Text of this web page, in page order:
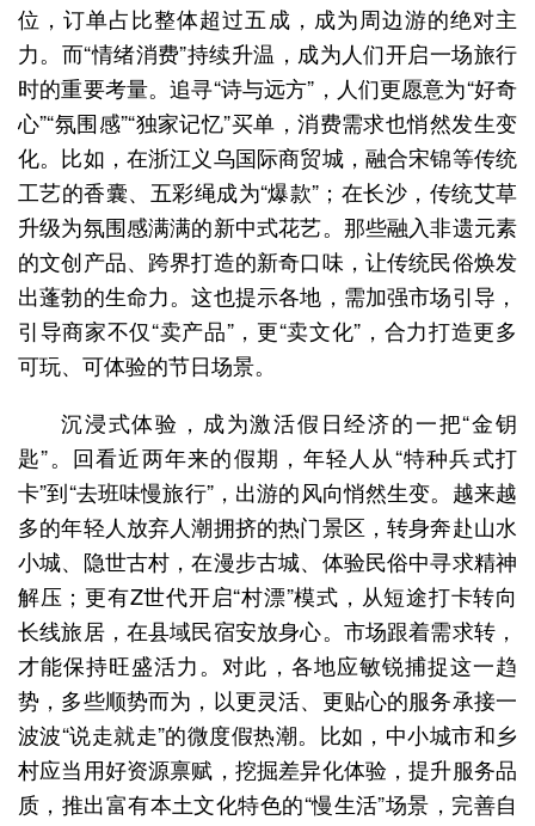
位，订单占比整体超过五成，成为周边游的绝对主
力。而“情绪消费”持续升温，成为人们开启一场旅行
时的重要考量。追寻“诗与远方”，人们更愿意为“好奇
心”“氛围感”“独家记忆”买单，消费需求也悄然发生变
化。比如，在浙江义乌国际商贸城，融合宋锦等传统
工艺的香囊、五彩绳成为“爆款”；在长沙，传统艾草
升级为氛围感满满的新中式花艺。那些融入非遗元素
的文创产品、跨界打造的新奇口味，让传统民俗焕发
出蓬勃的生命力。这也提示各地，需加强市场引导，
引导商家不仅“卖产品”，更“卖文化”，合力打造更多
可玩、可体验的节日场景。
沉浸式体验，成为激活假日经济的一把“金钥
匙”。回看近两年来的假期，年轻人从“特种兵式打
卡”到“去班味慢旅行”，出游的风向悄然生变。越来越
多的年轻人放弃人潮拥挤的热门景区，转身奔赴山水
小城、隐世古村，在漫步古城、体验民俗中寻求精神
解压；更有Z世代开启“村漂”模式，从短途打卡转向
长线旅居，在县域民宿安放身心。市场跟着需求转，
才能保持旺盛活力。对此，各地应敏锐捕捉这一趋
势，多些顺势而为，以更灵活、更贴心的服务承接一
波波“说走就走”的微度假热潮。比如，中小城市和乡
村应当用好资源禀赋，挖掘差异化体验，提升服务品
质，推出富有本土文化特色的“慢生活”场景，完善自